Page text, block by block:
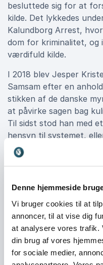
Denne hjemmeside
Vi bruger cookies til at
annoncer, til at vise dig
at analysere vores trafik.
din brug af vores
for sociale medier,
besluttede sig for at
kilde. Det lykkedes
Kalundborg Arrest,
dom for kriminalitet, og
værdifuld kilde.
I 2018 blev Jesper
Samsam efter en
stikken af de danske
at påvirke sagen bag
Til sidst stod han med
hensyn til systemet,
retfærdighedssans,
ham jobbet, friheden
Fra anholdelse
Valget fik store
afskediget, anholdt og
virksomhed. Han blev